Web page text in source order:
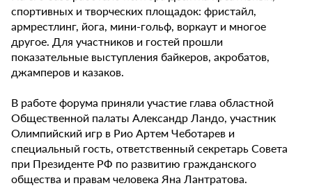
спортивных и творческих площадок: фристайл,
армрестлинг, йога, мини-гольф, воркаут и многое
другое. Для участников и гостей прошли
показательные выступления байкеров, акробатов,
джамперов и казаков.
В работе форума приняли участие глава областной
Общественной палаты Александр Ландо, участник
Олимпийский игр в Рио Артем Чеботарев и
специальный гость, ответственный секретарь Совета
при Президенте РФ по развитию гражданского
общества и правам человека Яна Лантратова.